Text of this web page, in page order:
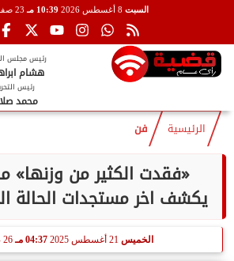
السبت 10:39 مـ 23 صفر 1448
رئيس مجلس
هشام
رئيس
محمد
الرئيسية فن
«فقدت الكثير من
يكشف اخر مستجدات الحالة
الخميس 21 أغسطس 2025 04:37 مـ 26 صفر 1447